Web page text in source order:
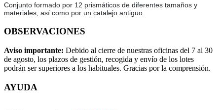
Conjunto formado por 12 prismáticos de diferentes tamaños y
materiales, así como por un catalejo antiguo.
OBSERVACIONES
Aviso importante: Debido al cierre de nuestras oficinas del 7 al 30
de agosto, los plazos de gestión, recogida y envío de los lotes
podrán ser superiores a los habituales. Gracias por la comprensión.
AYUDA